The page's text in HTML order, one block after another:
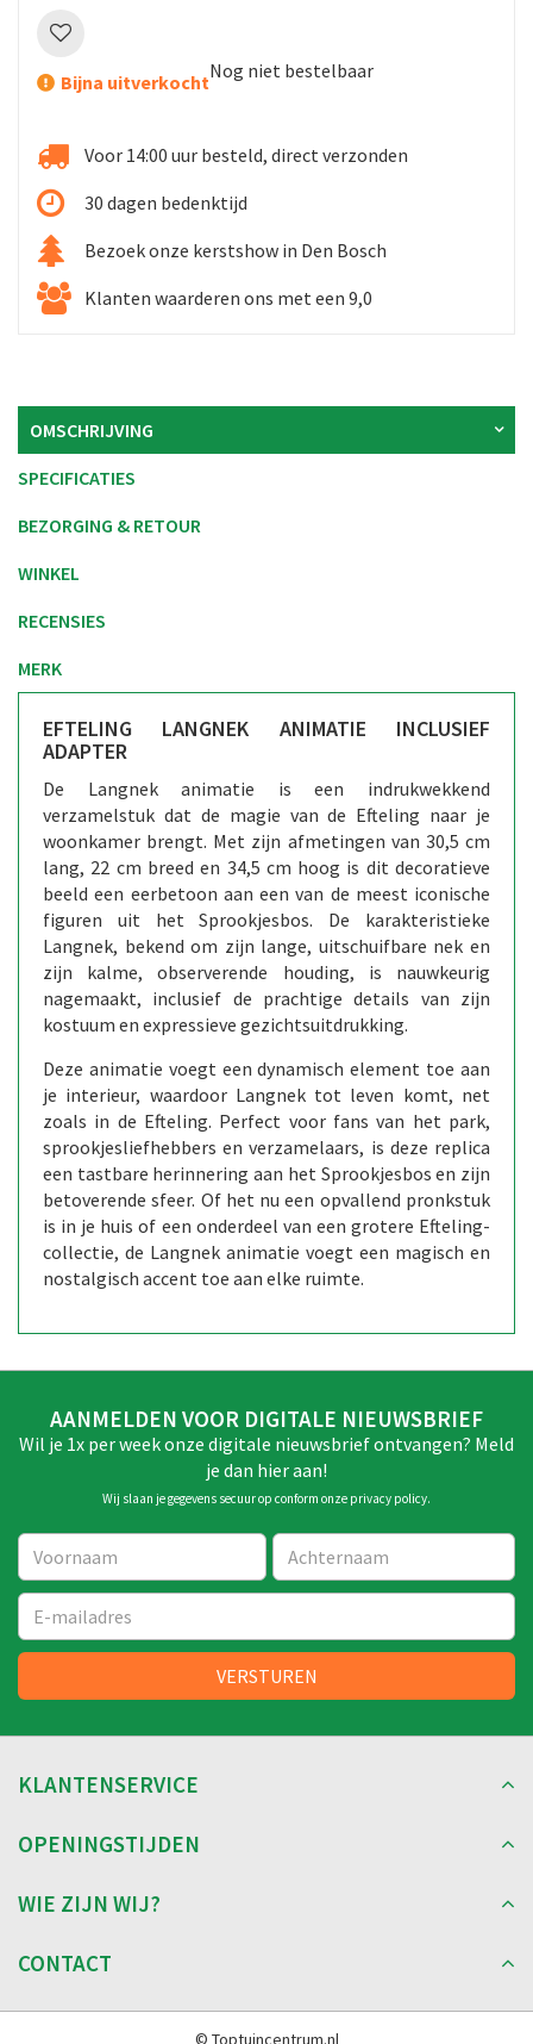
Bijna uitverkochtNog niet bestelbaar
Voor 14:00 uur besteld, direct verzonden
30 dagen bedenktijd
Bezoek onze kerstshow in Den Bosch
Klanten waarderen ons met een 9,0
OMSCHRIJVING
SPECIFICATIES
BEZORGING & RETOUR
WINKEL
RECENSIES
MERK
EFTELING LANGNEK ANIMATIE INCLUSIEF
ADAPTER
De Langnek animatie is een indrukwekkend
verzamelstuk dat de magie van de Efteling naar je
woonkamer brengt. Met zijn afmetingen van 30,5 cm
lang, 22 cm breed en 34,5 cm hoog is dit decoratieve
beeld een eerbetoon aan een van de meest iconische
figuren uit het Sprookjesbos. De karakteristieke
Langnek, bekend om zijn lange, uitschuifbare nek en
zijn kalme, observerende houding, is nauwkeurig
nagemaakt, inclusief de prachtige details van zijn
kostuum en expressieve gezichtsuitdrukking.
Deze animatie voegt een dynamisch element toe aan
je interieur, waardoor Langnek tot leven komt, net
zoals in de Efteling. Perfect voor fans van het park,
sprookjesliefhebbers en verzamelaars, is deze replica
een tastbare herinnering aan het Sprookjesbos en zijn
betoverende sfeer. Of het nu een opvallend pronkstuk
is in je huis of een onderdeel van een grotere Efteling-
collectie, de Langnek animatie voegt een magisch en
nostalgisch accent toe aan elke ruimte.
AANMELDEN VOOR DIGITALE NIEUWSBRIEF
Wil je 1x per week onze digitale nieuwsbrief ontvangen? Meld
je dan hier aan!
Wij slaan je gegevens secuur op conform onze privacy policy.
KLANTENSERVICE
OPENINGSTIJDEN
WIE ZIJN WIJ?
CONTACT
© Toptuincentrum.nl